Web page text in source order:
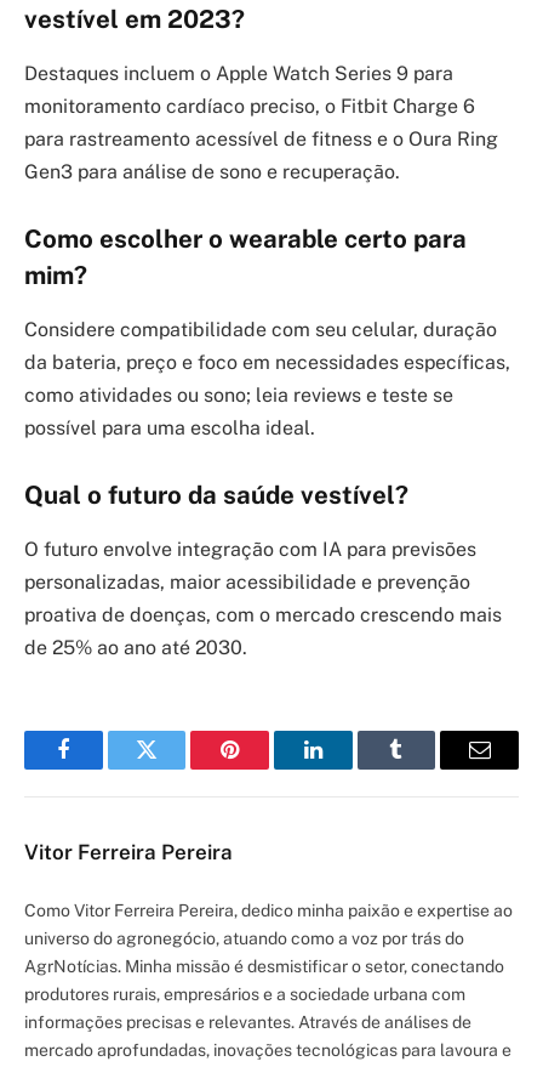
vestível em 2023?
Destaques incluem o Apple Watch Series 9 para
monitoramento cardíaco preciso, o Fitbit Charge 6
para rastreamento acessível de fitness e o Oura Ring
Gen3 para análise de sono e recuperação.
Como escolher o wearable certo para
mim?
Considere compatibilidade com seu celular, duração
da bateria, preço e foco em necessidades específicas,
como atividades ou sono; leia reviews e teste se
possível para uma escolha ideal.
Qual o futuro da saúde vestível?
O futuro envolve integração com IA para previsões
personalizadas, maior acessibilidade e prevenção
proativa de doenças, com o mercado crescendo mais
de 25% ao ano até 2030.
FacebookTwitter Pinterest LinkedInTumblr Email
Vitor Ferreira Pereira
Como Vitor Ferreira Pereira, dedico minha paixão e expertise ao
universo do agronegócio, atuando como a voz por trás do
AgrNotícias. Minha missão é desmistificar o setor, conectando
produtores rurais, empresários e a sociedade urbana com
informações precisas e relevantes. Através de análises de
mercado aprofundadas, inovações tecnológicas para lavoura e